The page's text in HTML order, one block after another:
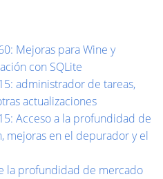
Mejoras para Wine y
con SQLite
administrador de tareas,
actualizaciones
Acceso a la profundidad de
mejoras en el depurador y el
la profundidad de mercado